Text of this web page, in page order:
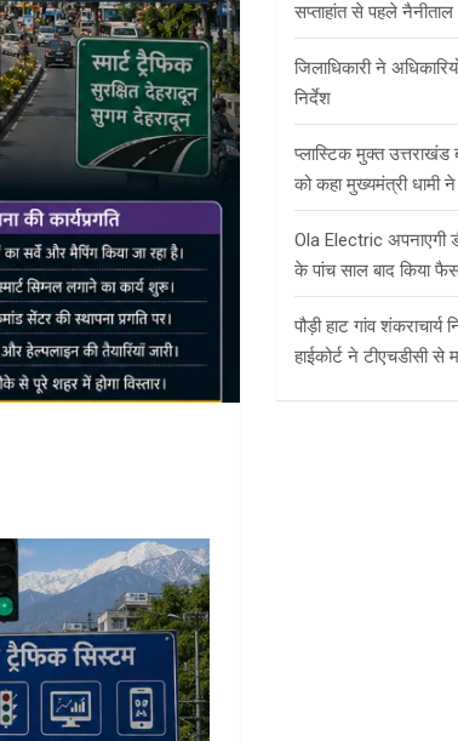
सप्ताहांत से पहले
जिलाधिकारी ने
निर्देश
प्लास्टिक मुक्त उत्तराखंड
को कहा मुख्यमंत्री धामी ने
Ola Electric अपनाएगी
के पांच साल बाद किया
पौड़ी हाट गांव शंकराचार्य
हाईकोर्ट ने टीएचडीसी से